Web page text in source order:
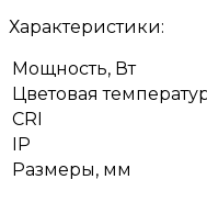
Характеристики:
Мощность, Вт
Цветовая
CRI
IP
Размеры, мм